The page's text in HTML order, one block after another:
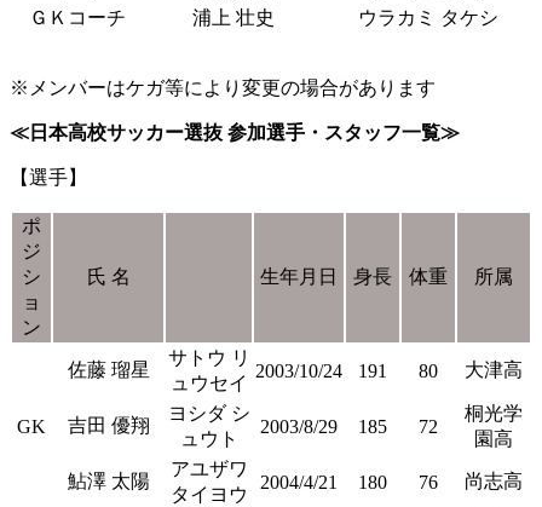
ＧＫコーチ
浦上 壮史 ウラカミ タケシ
※メンバーはケガ等により変更の場合があります
≪日本高校サッカー選抜 参加選手・スタッフ一覧≫
【選手】
ポ
ジ
シ
ョ
ン
氏 名 生年月日 身長 体重 所属
GK
佐藤 瑠星
サトウ リ
ュウセイ
2003/10/24 191 80 大津高
吉田 優翔
ヨシダ シ
ュウト
2003/8/29 185 72
桐光学
園高
鮎澤 太陽
アユザワ
タイヨウ
2004/4/21 180 76 尚志高